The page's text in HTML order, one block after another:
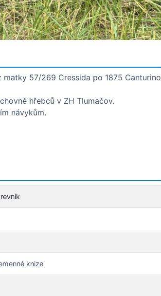
57/269 Cressida po 1875 Canturino
hřebců v ZH Tlumačov.
návykům.
knize